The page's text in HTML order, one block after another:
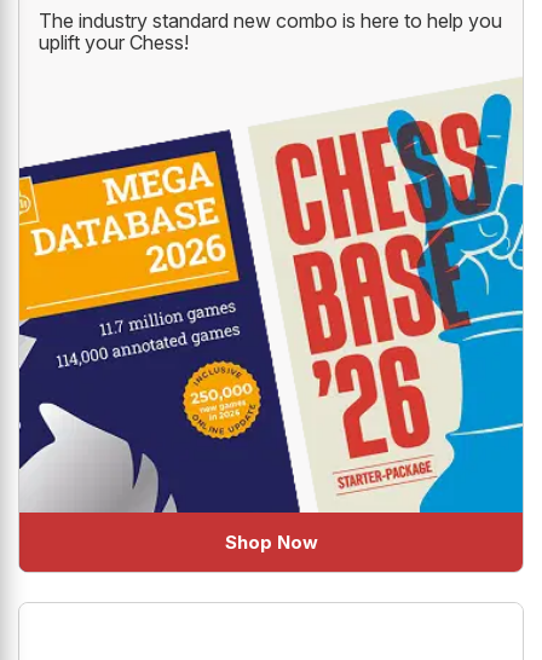
The industry standard new combo is here to help you
uplift your Chess!
Shop Now